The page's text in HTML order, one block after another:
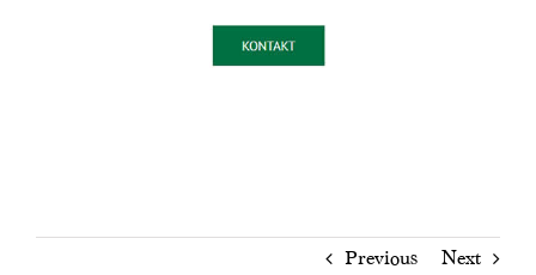
Previous Next